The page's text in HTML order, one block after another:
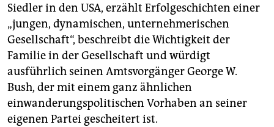
Siedler in den USA, erzählt Erfolgeschichten einer
„jungen, dynamischen, unternehmerischen
Gesellschaft“, beschreibt die Wichtigkeit der
Familie in der Gesellschaft und würdigt
ausführlich seinen Amtsvorgänger George W.
Bush, der mit einem ganz ähnlichen
einwanderungspolitischen Vorhaben an seiner
eigenen Partei gescheitert ist.